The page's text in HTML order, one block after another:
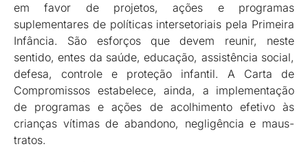
em favor de projetos, ações e programas
suplementares de políticas intersetoriais pela Primeira
Infância. São esforços que devem reunir, neste
sentido, entes da saúde, educação, assistência social,
defesa, controle e proteção infantil. A Carta de
Compromissos estabelece, ainda, a implementação
de programas e ações de acolhimento efetivo às
crianças vítimas de abandono, negligência e maus-
tratos.